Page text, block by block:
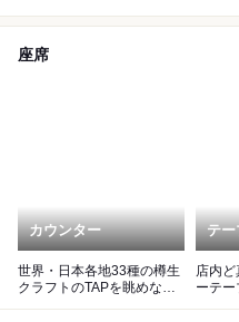
座席
カウンター
世界・日本各地33種の樽生
クラフトのTAPを眺めなが
テー
店内ど
ーテ